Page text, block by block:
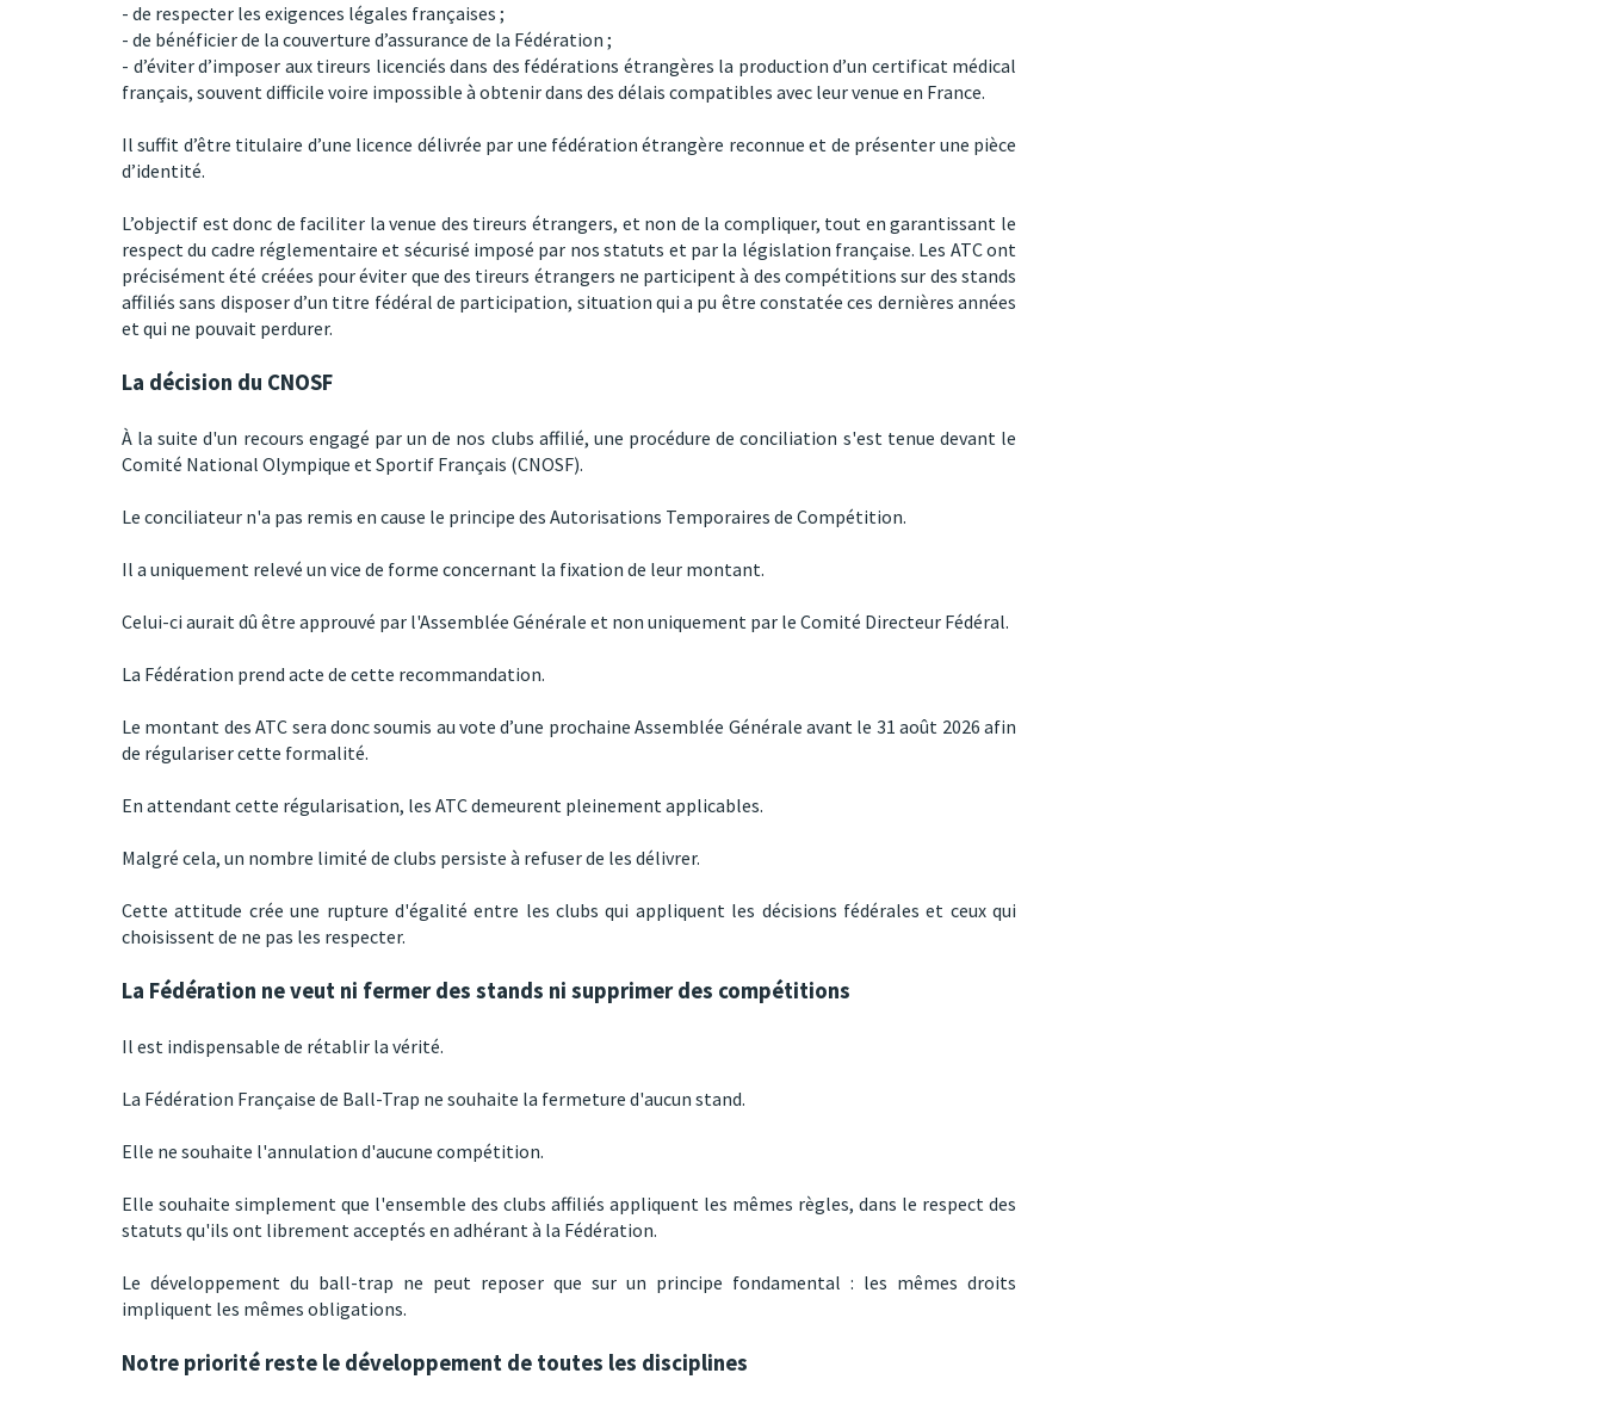
- de respecter les exigences légales françaises ;
- de bénéficier de la couverture d’assurance de la Fédération ;
- d’éviter d’imposer aux tireurs licenciés dans des fédérations étrangères la production d’un certificat médical
français, souvent difficile voire impossible à obtenir dans des délais compatibles avec leur venue en France.
Il suffit d’être titulaire d’une licence délivrée par une fédération étrangère reconnue et de présenter une pièce
d’identité.
L’objectif est donc de faciliter la venue des tireurs étrangers, et non de la compliquer, tout en garantissant le
respect du cadre réglementaire et sécurisé imposé par nos statuts et par la législation française. Les ATC ont
précisément été créées pour éviter que des tireurs étrangers ne participent à des compétitions sur des stands
affiliés sans disposer d’un titre fédéral de participation, situation qui a pu être constatée ces dernières années
et qui ne pouvait perdurer.
La décision du CNOSF
À la suite d'un recours engagé par un de nos clubs affilié, une procédure de conciliation s'est tenue devant le
Comité National Olympique et Sportif Français (CNOSF).
Le conciliateur n'a pas remis en cause le principe des Autorisations Temporaires de Compétition.
Il a uniquement relevé un vice de forme concernant la fixation de leur montant.
Celui-ci aurait dû être approuvé par l'Assemblée Générale et non uniquement par le Comité Directeur Fédéral.
La Fédération prend acte de cette recommandation.
Le montant des ATC sera donc soumis au vote d’une prochaine Assemblée Générale avant le 31 août 2026 afin
de régulariser cette formalité.
En attendant cette régularisation, les ATC demeurent pleinement applicables.
Malgré cela, un nombre limité de clubs persiste à refuser de les délivrer.
Cette attitude crée une rupture d'égalité entre les clubs qui appliquent les décisions fédérales et ceux qui
choisissent de ne pas les respecter.
La Fédération ne veut ni fermer des stands ni supprimer des compétitions
Il est indispensable de rétablir la vérité.
La Fédération Française de Ball-Trap ne souhaite la fermeture d'aucun stand.
Elle ne souhaite l'annulation d'aucune compétition.
Elle souhaite simplement que l'ensemble des clubs affiliés appliquent les mêmes règles, dans le respect des
statuts qu'ils ont librement acceptés en adhérant à la Fédération.
Le développement du ball-trap ne peut reposer que sur un principe fondamental : les mêmes droits
impliquent les mêmes obligations.
Notre priorité reste le développement de toutes les disciplines